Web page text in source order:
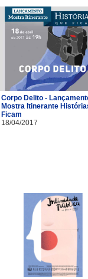
Corpo Delito -
Mostra Itinerante
Ficam
18/04/2017